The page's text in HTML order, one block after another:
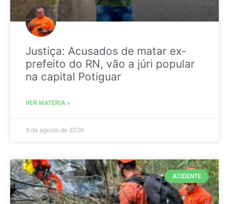
Justiça: Acusados de matar ex-
prefeito do RN, vão a júri popular
na capital Potiguar
VER MATÉRIA »
8 de agosto de 2026
ACIDENTE